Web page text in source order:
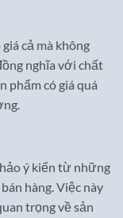
cả mà không
nghĩa với chất
có giá quá
ý kiến từ những
hàng. Việc này
trọng về sản